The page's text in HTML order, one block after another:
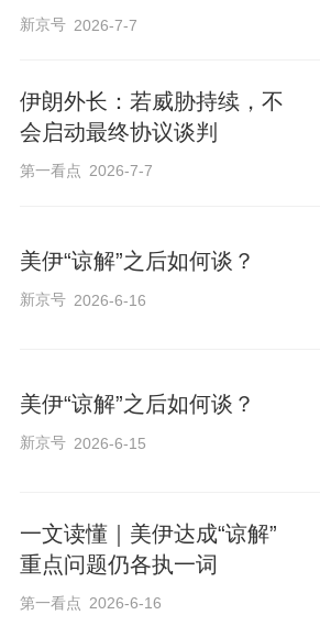
新京号 2026-7-7
伊朗外长：若威胁持续，不
会启动最终协议谈判
第一看点 2026-7-7
美伊“谅解”之后如何谈？
新京号 2026-6-16
美伊“谅解”之后如何谈？
新京号 2026-6-15
一文读懂｜美伊达成“谅解”
重点问题仍各执一词
第一看点 2026-6-16